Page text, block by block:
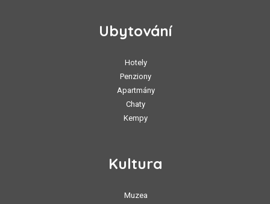
Ubytování
Hotely
Penziony
Apartmány
Chaty
Kempy
Kultura
Muzea